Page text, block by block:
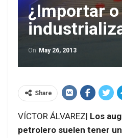
¿Importar o
On May 26, 2013
Share
VÍCTOR ÁLVAREZ| Los
petrolero suelen tener